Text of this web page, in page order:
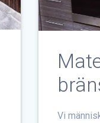
Vi